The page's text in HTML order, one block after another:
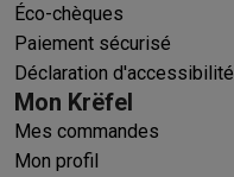
Éco-chèques
Paiement sécurisé
Déclaration d'accessibilité
Mon Krëfel
Mes commandes
Mon profil